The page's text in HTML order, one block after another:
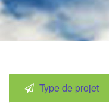
Type de projet